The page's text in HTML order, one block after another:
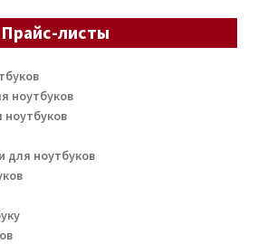
Прайс-листы
ноутбуков
для ноутбуков